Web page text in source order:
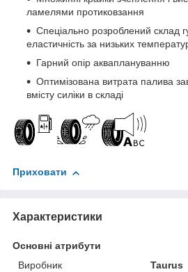
ламелями протиковзання
Спеціально розроблений склад
еластичність за низьких
Гарний опір акваплануванню
Оптимізована витрата палива
вмісту силіки в складі
Приховати
Характеристики
Основні атрибути
Виробник
Taurus